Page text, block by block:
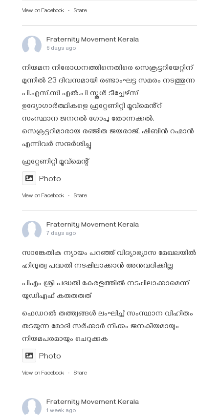
View on Facebook · Share
Fraternity Movement Kerala
6 days ago
നിയമന നിരോധനത്തിനെതിരെ സെക്രട്ടറിയേറ്റിന്
മുന്നിൽ 23 ദിവസമായി രണ്ടാംഘട്ട സമരം നടത്തുന്ന
പി.എസ്.സി എൽ.പി സ്കൂൾ ടീച്ചേഴ്‌സ്
ഉദ്യോഗാർത്ഥികളെ ഫ്രറ്റേണിറ്റി മൂവ്മെൻ്റ്
സംസ്ഥാന ജനറൽ ഗോപു തോന്നക്കൽ,
സെക്രട്ടറിമാരായ രഞ്ജിത ജയരാജ്‌, ഷിബിൻ റഹ്മാൻ
എന്നിവർ സന്ദർശിച്ചു
ഫ്രറ്റേണിറ്റി മൂവ്മെന്റ്
Photo
View on Facebook · Share
Fraternity Movement Kerala
7 days ago
സാങ്കേതിക ന്യായം പറഞ്ഞ് വിദ്യാഭ്യാസ മേഖലയിൽ
ഹിന്ദുത്വ പദ്ധതി നടപ്പിലാക്കാൻ അനുവദിക്കില്ല
പിഎം ശ്രീ പദ്ധതി കേരളത്തിൽ നടപ്പിലാക്കാമെന്ന്
യുഡിഎഫ് കരുതരുത്
ഫെഡറൽ തത്ത്വങ്ങൾ ലംഘിച്ച് സംസ്ഥാന വിഹിതം
തടയുന്ന മോദി സർക്കാർ നീക്കം ജനകീയമായും
നിയമപരമായും ചെറുക്കുക
Photo
View on Facebook · Share
Fraternity Movement Kerala
1 week ago